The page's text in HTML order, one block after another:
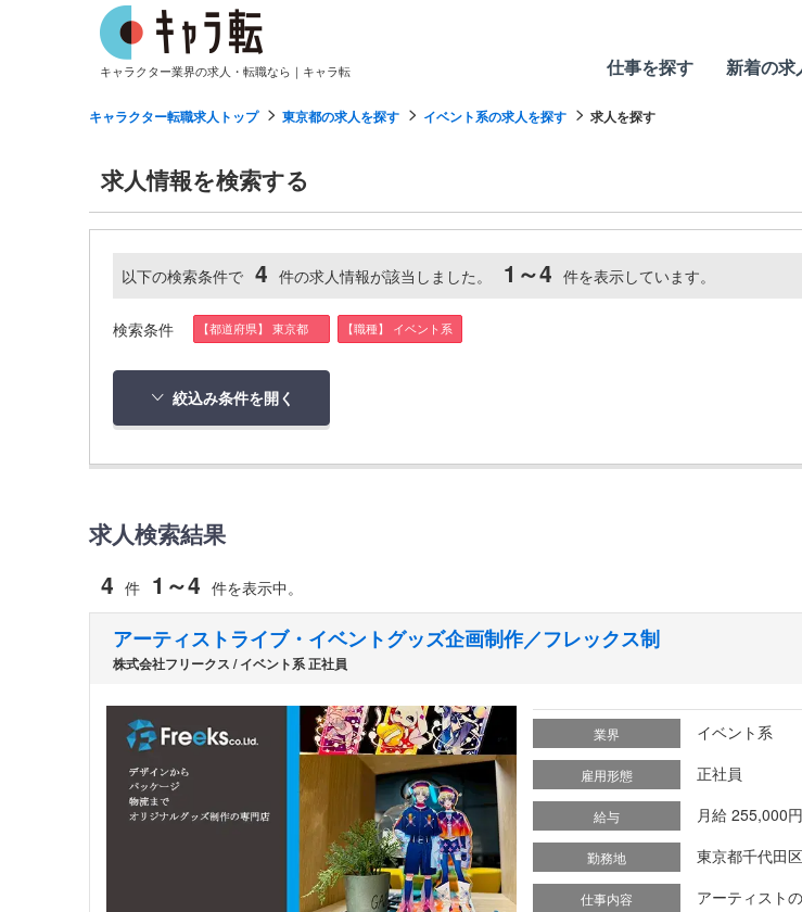
キャラクター業界の求人・転職なら｜キャラ転 仕事を探す 新着の求
キャラクター転職求人トップ 東京都の求人を探す イベント系の求人を探す 求人を探す
求人情報を検索する
以下の検索条件で 4 件の求人情報が該当しました。 1～4 件を表示しています。
検索条件 【都道府県】 東京都 【職種】 イベント系
絞込み条件を開く
求人検索結果
4 件 1～4 件を表示中。
アーティストライブ・イベントグッズ企画制作／フレックス制
株式会社フリークス / イベント系 正社員
業界 イベント系
雇用形態 正社員
給与 月給 255,000
勤務地 東京都千代田
仕事内容
アーティスト